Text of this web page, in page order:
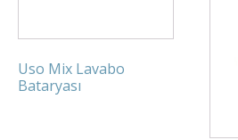
Uso Mix Lavabo
Bataryası